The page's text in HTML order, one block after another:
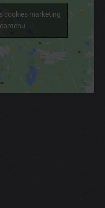
cookies marketing